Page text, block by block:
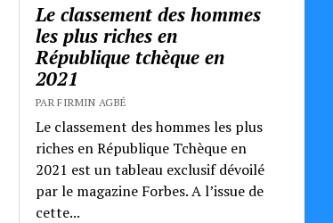
Le classement des hommes
les plus riches en
République tchèque en
2021
PAR FIRMIN AGBÉ
Le classement des hommes les plus
riches en République Tchèque en
2021 est un tableau exclusif dévoilé
par le magazine Forbes. A l’issue de
cette...